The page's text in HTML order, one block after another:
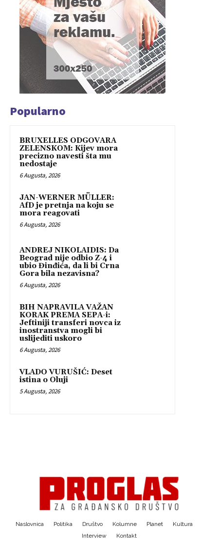
Popularno
BRUXELLES ODGOVARA
ZELENSKOM: Kijev mora
precizno navesti šta mu
nedostaje
6 Augusta, 2026
JAN-WERNER MÜLLER:
AfD je pretnja na koju se
mora reagovati
6 Augusta, 2026
ANDREJ NIKOLAIDIS: Da
Beograd nije odbio Z-4 i
ubio Đinđića, da li bi Crna
Gora bila nezavisna?
6 Augusta, 2026
BIH NAPRAVILA VAŽAN
KORAK PREMA SEPA-i:
Jeftiniji transferi novca iz
inostranstva mogli bi
uslijediti uskoro
6 Augusta, 2026
VLADO VURUŠIĆ: Deset
istina o Oluji
5 Augusta, 2026
Naslovnica Politika Društvo Kolumne Planet
Kultura
Interview
Kontakt